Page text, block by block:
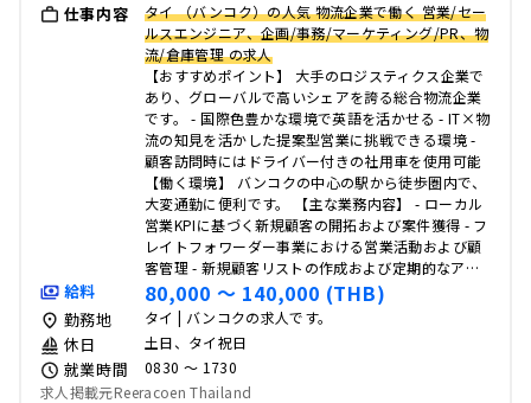
仕事内容
タイ （バンコク）の人気 物流企業で働く 営業/セー
ルスエンジニア、企画/事務/マーケティング/PR、物
流/倉庫管理 の求人
【おすすめポイント】 大手のロジスティクス企業で
あり、グローバルで高いシェアを誇る総合物流企業
です。 - 国際色豊かな環境で英語を活かせる - IT×物
流の知見を活かした提案型営業に挑戦できる環境 -
顧客訪問時にはドライバー付きの社用車を使用可能
【働く環境】 バンコクの中心の駅から徒歩圏内で、
大変通勤に便利です。 【主な業務内容】 - ローカル
営業KPIに基づく新規顧客の開拓および案件獲得 - フ
レイトフォワーダー事業における営業活動および顧
客管理 - 新規顧客リストの作成および定期的なア…
給料 80,000 〜 140,000 (THB)
勤務地 タイ | バンコクの求人です。
休日 土日、タイ祝日
就業時間
0830 〜 1730
求人掲載元Reeracoen Thailand